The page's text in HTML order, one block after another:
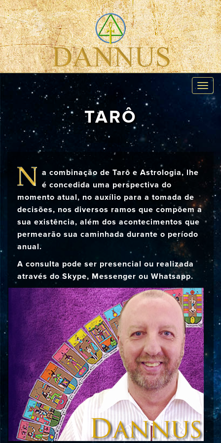
TARÔ
a combinação de Tarô e Astrologia, lhe
é concedida uma perspectiva do
momento atual, no auxílio para a tomada de
decisões, nos diversos ramos que compõem a
sua existência, além dos acontecimentos que
permearão sua caminhada durante o período
anual.
A consulta pode ser presencial ou realizada
através do Skype, Messenger ou Whatsapp.